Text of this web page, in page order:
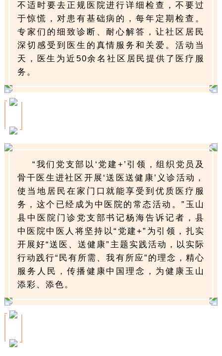
不适时要去正规医院进行详细检查，不要过
于惊慌，对患有基础病的，每年定期检查。
专家们的细致诊断、耐心解答，让社区居民
深切感受到医生的真情服务和关爱。活动当
天，医生为近50余名社区居民提供了医疗服
务。
“我们党支部以‘党建+’引领，组织党员及
骨干医生进社区开展‘送医送健康’义诊活动，
使当地居民在家门口就能享受到优质医疗服
务，这个已经成为中医院的常态活动。”玉山
县中医院门诊党支部书记杨海告诉记者，县
中医院中医人将坚持以“党建+”为引领，扎实
开展好“送医、送健康”主题实践活动，以实际
行动践行“民有所需、我有所应”的理念，精心
服务人民，传播健康中国理念，为健康玉山
添彩、添色。